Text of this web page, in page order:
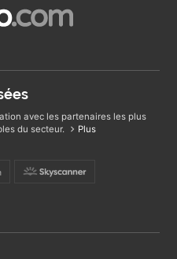
avec les partenaires les plus
du secteur.
Plus